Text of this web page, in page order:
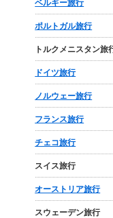
ベルギー旅行
ポルトガル旅行
トルクメニスタン旅
ドイツ旅行
ノルウェー旅行
フランス旅行
チェコ旅行
スイス旅行
オーストリア旅行
スウェーデン旅行